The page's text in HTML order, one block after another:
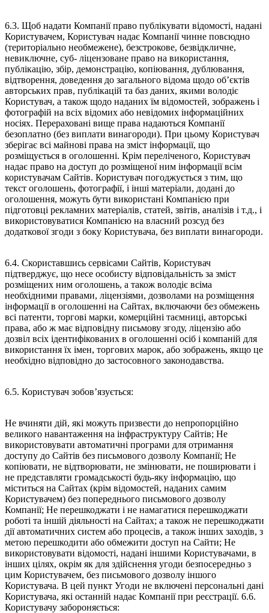
6.3. Щоб надати Компанії право публікувати відомості, надані
Користувачем, Користувач надає Компанії чинне повсюдно
(територіально необмежене), безстрокове, безвідкличне,
невиключне, суб- ліцензоване право на використання,
публікацію, збір, демонстрацію, копіювання, дублювання,
відтворення, доведення до загального відома щодо об’єктів
авторських прав, публікацій та баз даних, якими володіє
Користувач, а також щодо наданих їм відомостей, зображень і
фотографій на всіх відомих або невідомих інформаційних
носіях. Перераховані вище права надаються Компанії
безоплатно (без виплати винагороди). При цьому Користувач
зберігає всі майнові права на зміст інформації, що
розміщується в оголошенні. Крім переліченого, Користувач
надає право на доступ до розміщеної ним інформації всім
користувачам Сайтів. Користувач погоджується з тим, що
текст оголошень, фотографії, і інші матеріали, додані до
оголошення, можуть бути використані Компанією при
підготовці рекламних матеріалів, статей, звітів, аналізів і т.д., і
використовуватися Компанією на власний розсуд без
додаткової згоди з боку Користувача, без виплати винагороди.
6.4. Скориставшись сервісами Сайтів, Користувач
підтверджує, що несе особисту відповідальність за зміст
розміщених ним оголошень, а також володіє всіма
необхідними правами, ліцензіями, дозволами на розміщення
інформації в оголошенні на Сайтах, включаючи без обмежень
всі патенти, торгові марки, комерційні таємниці, авторські
права, або ж має відповідну письмову згоду, ліцензію або
дозвіл всіх ідентифікованих в оголошенні осіб і компаній для
використання їх імен, торгових марок, або зображень, якщо це
необхідно відповідно до застосовного законодавства.
6.5. Користувач зобов’язується:
Не вчиняти дій, які можуть призвести до непропорційно
великого навантаження на інфраструктуру Сайтів; Не
використовувати автоматичні програми для отримання
доступу до Сайтів без письмового дозволу Компанії; Не
копіювати, не відтворювати, не змінювати, не поширювати і
не представляти громадськості будь-яку інформацію, що
міститься на Сайтах (крім відомостей, наданих самим
Користувачем) без попереднього письмового дозволу
Компанії; Не перешкоджати і не намагатися перешкоджати
роботі та іншій діяльності на Сайтах; а також не перешкоджати
дії автоматичних систем або процесів, а також інших заходів, з
метою перешкодити або обмежити доступ на Сайти; Не
використовувати відомості, надані іншими Користувачами, в
інших цілях, окрім як для здійснення угоди безпосередньо з
цим Користувачем, без письмового дозволу іншого
Користувача. В цей пункт Угоди не включені персональні дані
Користувача, які останній надає Компанії при реєстрації. 6.6.
Користувачу забороняється: